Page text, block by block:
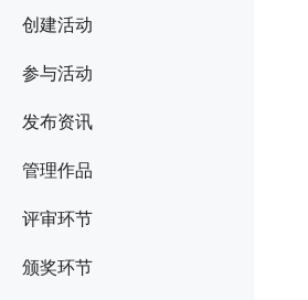
创建活动
参与活动
发布资讯
管理作品
评审环节
颁奖环节